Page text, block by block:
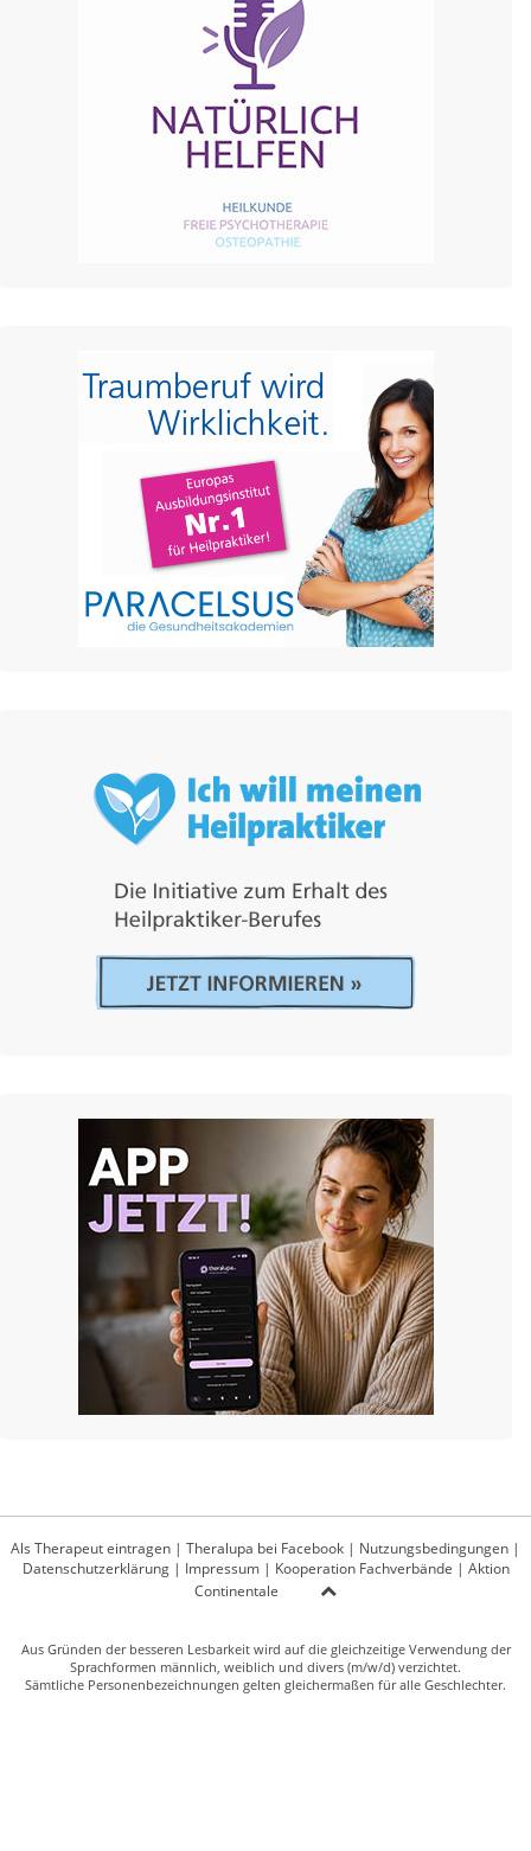
Als Therapeut eintragen | Theralupa bei Facebook | Nutzungsbedingungen |
Datenschutzerklärung| Impressum| Kooperation Fachverbände | Aktion
Continentale
Aus Gründen der besseren Lesbarkeit wird auf die gleichzeitige Verwendung der
Sprachformen männlich, weiblich und divers (m/w/d) verzichtet.
Sämtliche Personenbezeichnungen gelten gleichermaßen für alle Geschlechter.